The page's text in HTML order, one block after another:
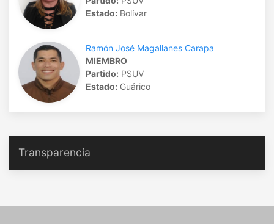
Estado: Bolívar
Ramón José Magallanes Carapa
MIEMBRO
Partido: PSUV
Estado: Guárico
Transparencia